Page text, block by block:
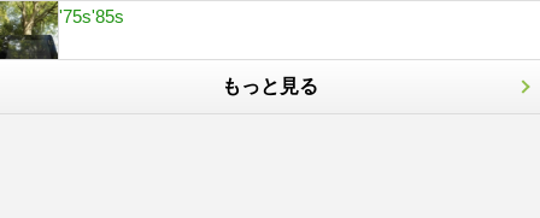
'75s'85s
もっと見る